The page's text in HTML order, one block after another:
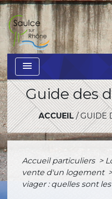
menu
Guide des
ACCUEIL/GUIDE
Accueil particuliers >
vente d'un logement >
viager : quelles sont